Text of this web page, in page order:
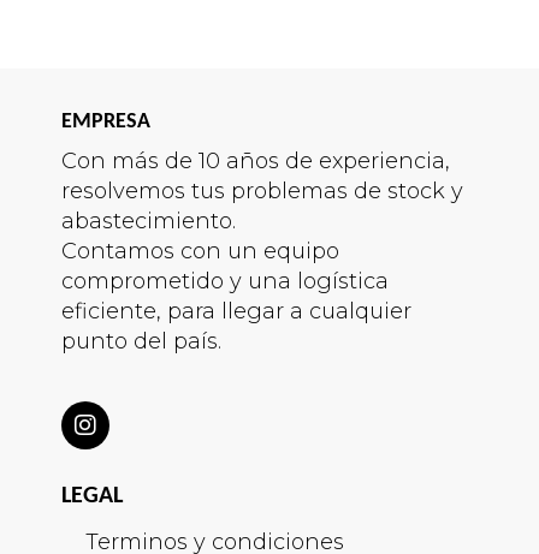
EMPRESA
Con más de 10 años de experiencia,
resolvemos tus problemas de stock y
abastecimiento.
Contamos con un equipo
comprometido y una logística
eficiente, para llegar a cualquier
punto del país.
LEGAL
Terminos y condiciones